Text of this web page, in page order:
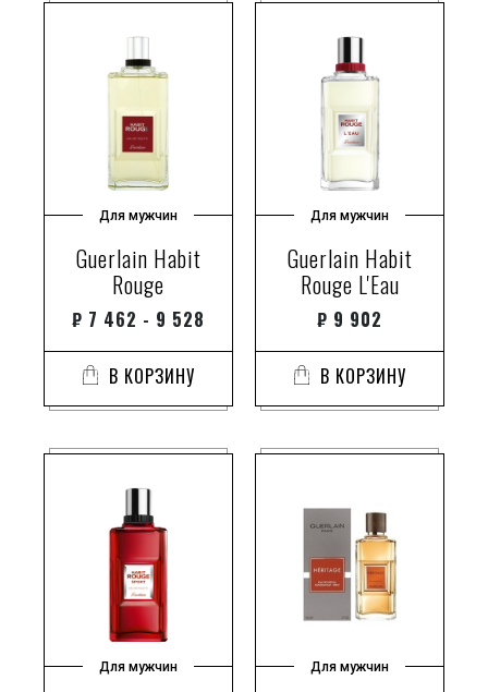
Для мужчин
Guerlain Habit
Rouge
₽ 7 462 - 9 528
В КОРЗИНУ
Для мужчин
Guerlain Habit
Rouge L'Eau
₽ 9 902
В КОРЗИНУ
Для мужчин Для мужчин